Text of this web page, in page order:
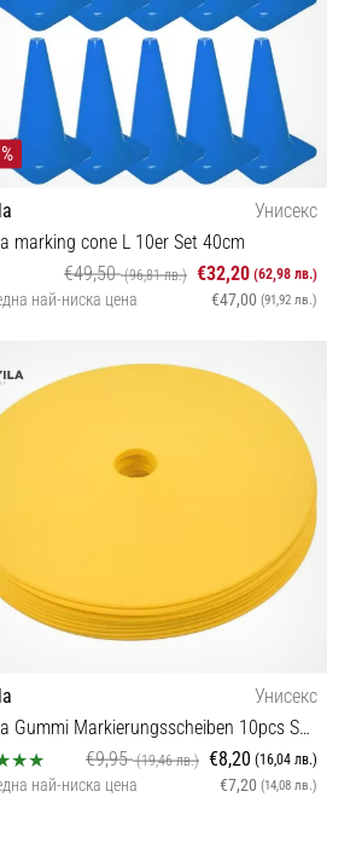
Унисекс
marking cone L 10er Set 40cm
€49,50(96,81 лв.) €32,20 (62,98 лв.)
най-ниска цена €47,00 (91,92 лв.)
OS
Унисекс
Cawila Gummi Markierungsscheiben 10pcs Set, yellow
€9,95(19,46 лв.) €8,20 (16,04 лв.)
най-ниска цена €7,20 (14,08 лв.)